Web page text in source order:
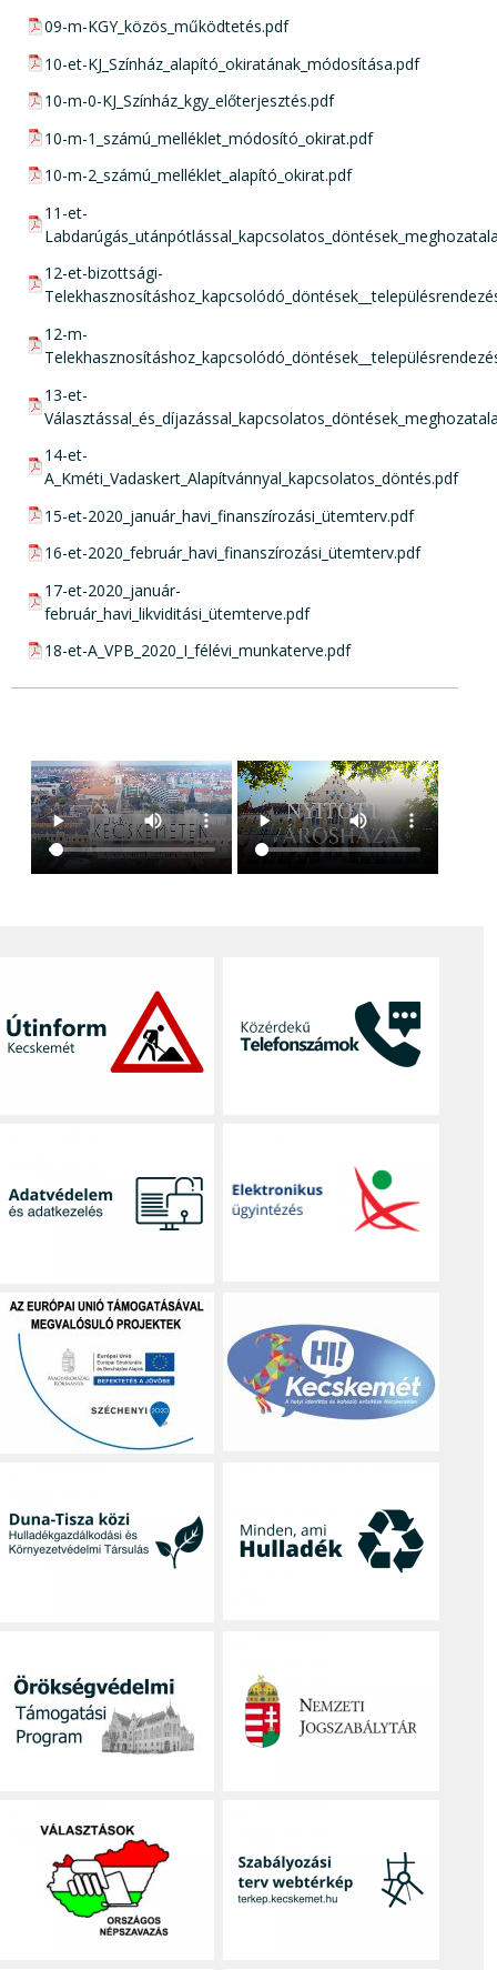
pdf csatolmány:
09-m-KGY_közös_működtetés.pdf
pdf csatolmány:
10-et-KJ_Színház_alapító_okiratának_módosítása.pdf
pdf csatolmány:
10-m-0-KJ_Színház_kgy_előterjesztés.pdf
pdf csatolmány:
10-m-1_számú_melléklet_módosító_okirat.pdf
pdf csatolmány:
10-m-2_számú_melléklet_alapító_okirat.pdf
pdf csatolmány:
11-et-
pdf csatolmány:
12-et-bizottsági-
pdf csatolmány:
12-m-
pdf csatolmány:
13-et-
pdf csatolmány:
14-et-
A_Kméti_Vadaskert_Alapítvánnyal_kapcsolatos_döntés.pdf
pdf csatolmány:
15-et-2020_január_havi_finanszírozási_ütemterv.pdf
pdf csatolmány:
16-et-2020_február_havi_finanszírozási_ütemterv.pdf
pdf csatolmány:
17-et-2020_január-
február_havi_likviditási_ütemterve.pdf
pdf csatolmány:
18-et-A_VPB_2020_I_félévi_munkaterve.pdf